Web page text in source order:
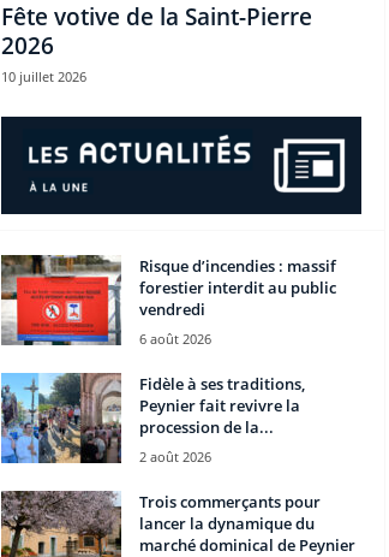
Fête votive de la Saint-Pierre
2026
10 juillet 2026
Risque d’incendies : massif
forestier interdit au public
vendredi
6 août 2026
Fidèle à ses traditions,
Peynier fait revivre la
procession de la...
2 août 2026
Trois commerçants pour
lancer la dynamique du
marché dominical de Peynier